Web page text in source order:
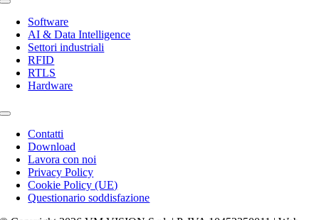
Toggle
NavigationSoftware
AI & Data Intelligence
Settori industriali
RFID
RTLS
Hardware
Toggle
Navigation
Contatti
Download
Lavora con noi
Privacy Policy
Cookie Policy (UE)
Questionario soddisfazione